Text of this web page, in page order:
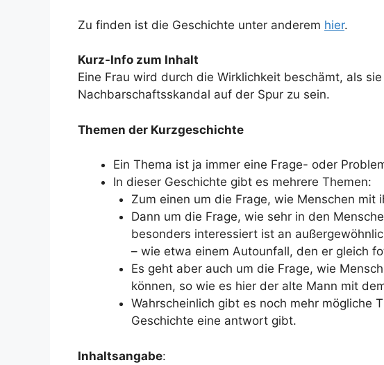
Zu finden ist die Geschichte unter anderem hier.
Kurz-Info zum Inhalt
Eine Frau wird durch die Wirklichkeit beschämt, als
Nachbarschaftsskandal auf der Spur zu sein.
Themen der Kurzgeschichte
Ein Thema ist ja immer eine Frage- oder
In dieser Geschichte gibt es mehrere Themen:
Zum einen um die Frage, wie Menschen mit
Dann um die Frage, wie sehr in den
besonders interessiert ist an
– wie etwa einem Autounfall, den er gleich
Es geht aber auch um die Frage, wie
können, so wie es hier der alte Mann mit
Wahrscheinlich gibt es noch mehr mögliche
Geschichte eine antwort gibt.
Inhaltsangabe: